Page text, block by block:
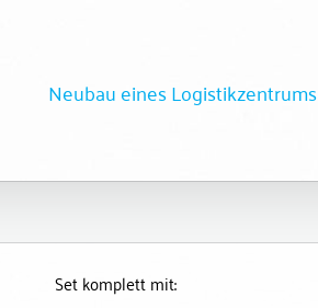
Neubau eines Logistikzentrums
Set komplett mit: